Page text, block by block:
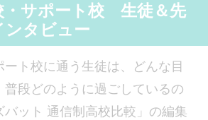
・サポート校 生徒＆先
ンタビュー
ト校に通う生徒は、どんな目
普段どのように過ごしているの
バット 通信制高校比較」の編集